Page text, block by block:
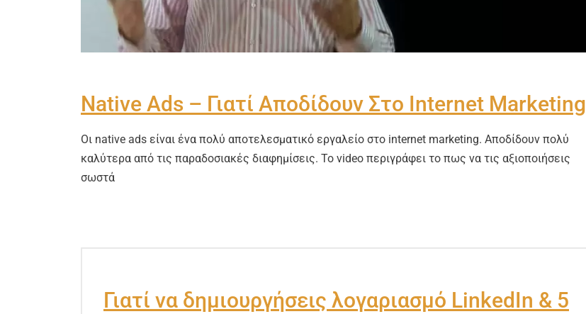
Native Ads – Γιατί Αποδίδουν Στο Internet Marketing
Οι native ads είναι ένα πολύ αποτελεσματικό εργαλείο στο internet marketing. Αποδίδουν πολύ
καλύτερα από τις παραδοσιακές διαφημίσεις. Το video περιγράφει το πως να τις αξιοποιήσεις
σωστά
Γιατί να δημιουργήσεις λογαριασμό LinkedIn & 5